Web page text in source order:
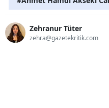
Zehranur Tüter
zehra@gazetekritik.com